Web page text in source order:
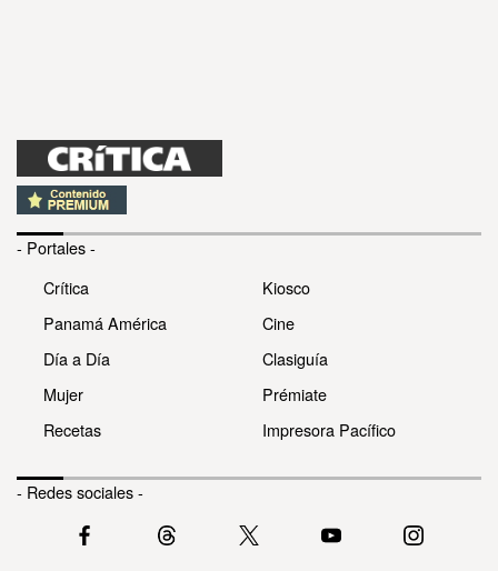
- Portales -
Crítica
Panamá América
Día a Día
Mujer
Recetas
Kiosco
Cine
Clasiguía
Prémiate
Impresora Pacífico
- Redes sociales -